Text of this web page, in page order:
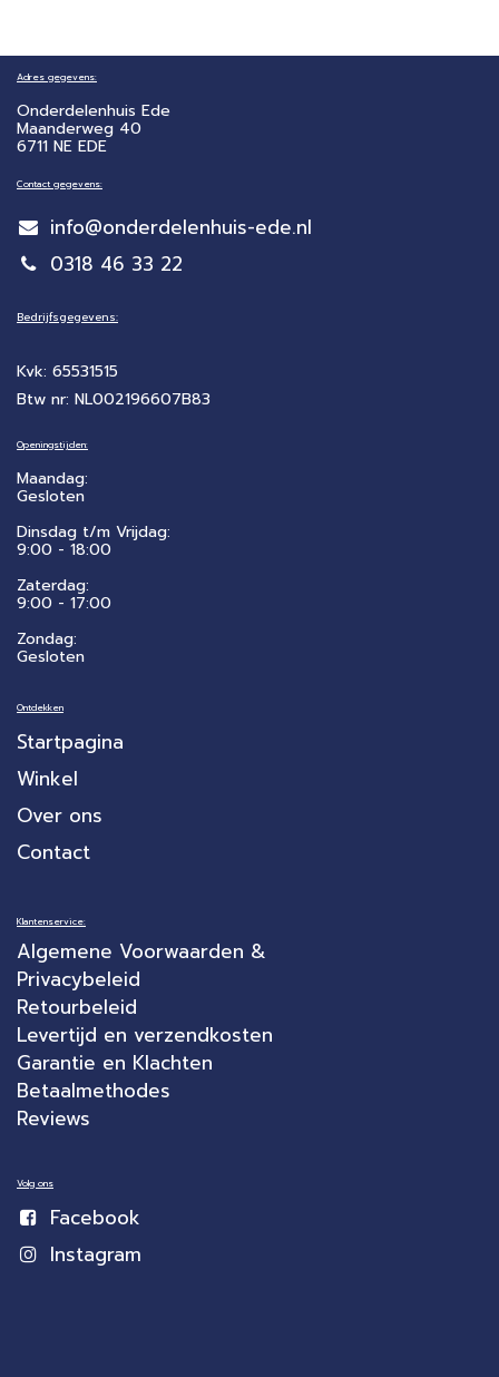
Adres gegevens:
Onderdelenhuis Ede
Maanderweg 40
6711 NE EDE
Contact gegevens:
info@onderdelenhuis-ede.nl
0318 46 33 22
Bedrijfsgegevens:
Kvk: 65531515
Btw nr: NL002196607B83
Openingstijden:
Maandag:
Gesloten
Dinsdag t/m Vrijdag:
9:00 - 18:00
Zaterdag:
​9:00 - 17:00
Zondag:
Gesloten
Ontdekken
Startpagina
Winkel
Over ons
Contact
Klantenservice:
Algemene Voorwaarden &
Privacybeleid
Retourbeleid
Levertijd en verzendkosten
Garantie en Klachten
Betaalmethodes
Reviews
Volg ons
Facebook
Instagram